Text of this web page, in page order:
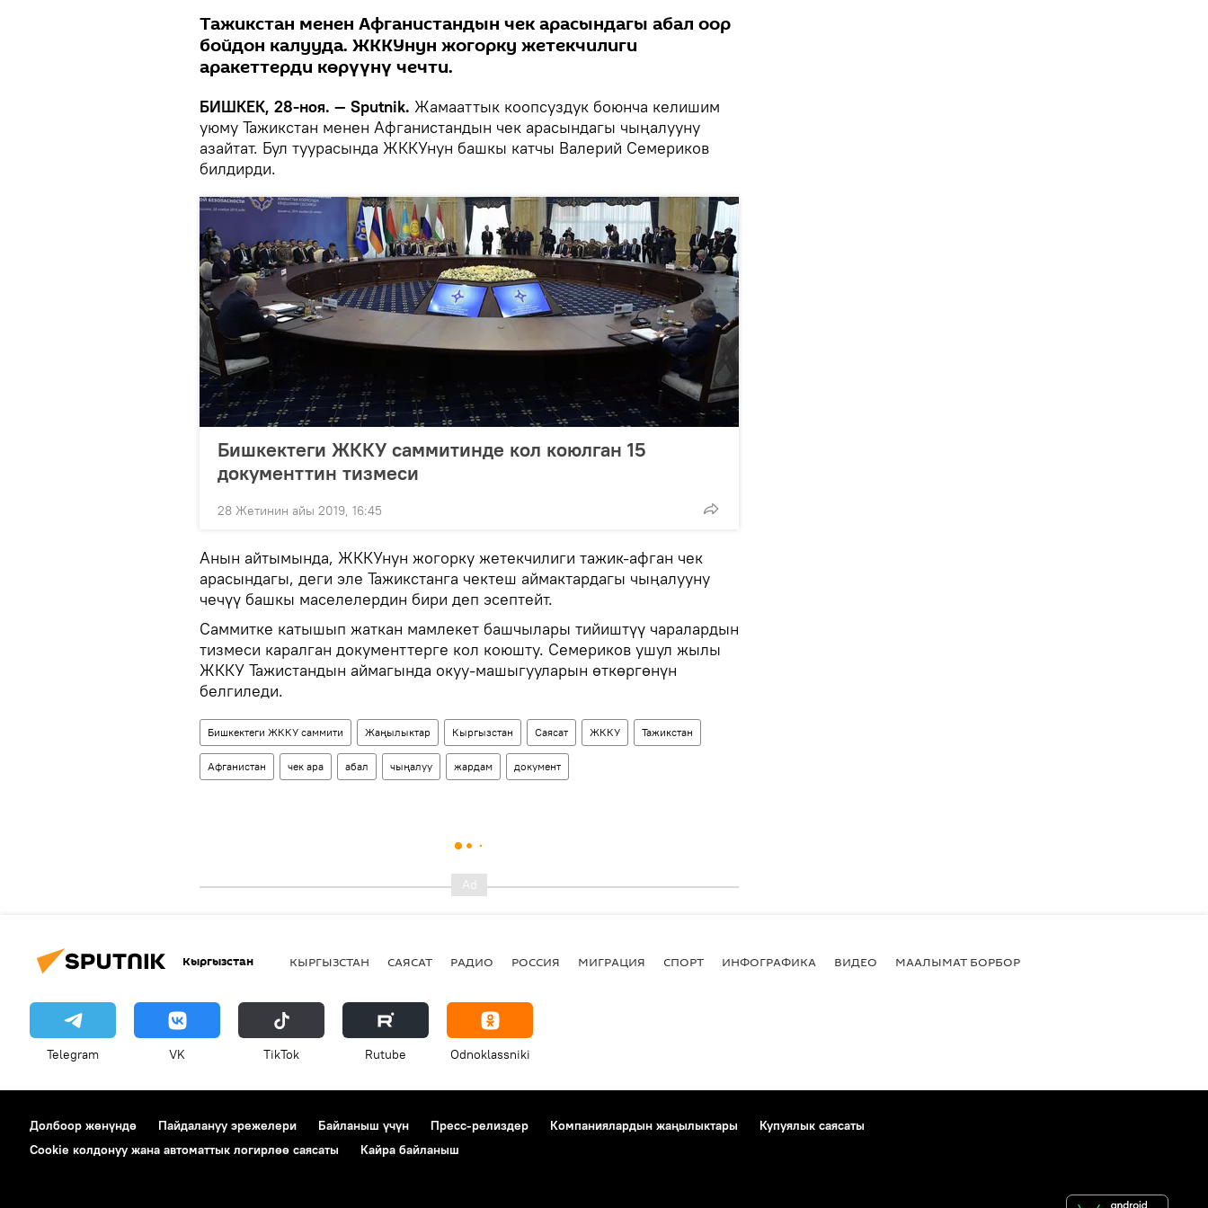
Тажикстан менен Афганистандын чек арасындагы абал оор
бойдон калууда. ЖККУнун жогорку жетекчилиги
аракеттерди көрүүнү чечти.
БИШКЕК, 28-ноя. — Sputnik. Жамааттык коопсуздук боюнча келишим
уюму Тажикстан менен Афганистандын чек арасындагы чыңалууну
азайтат. Бул туурасында ЖККУнун башкы катчы Валерий Семериков
билдирди.
Бишкектеги ЖККУ саммитинде кол коюлган 15
документтин тизмеси
28 Жетинин айы 2019, 16:45
Анын айтымында, ЖККУнун жогорку жетекчилиги тажик-афган чек
арасындагы, деги эле Тажикстанга чектеш аймактардагы чыңалууну
чечүү башкы маселелердин бири деп эсептейт.
Саммитке катышып жаткан мамлекет башчылары тийиштүү чаралардын
тизмеси каралган документтерге кол коюшту. Семериков ушул жылы
ЖККУ Тажистандын аймагында окуу-машыгууларын өткөргөнүн
белгиледи.
Бишкектеги ЖККУ саммити Жаңылыктар Кыргызстан Саясат ЖККУ Тажикстан
Афганистан чек ара абал чыңалуу жардам документ
Кыргызстан КЫРГЫЗСТАН САЯСАТ РАДИО РОССИЯ МИГРАЦИЯ СПОРТ ИНФОГРАФИКА ВИДЕО МААЛЫМАТ БОРБОР
Telegram VK ТikТоk Rutube Odnoklassniki
Долбоор жөнүндө Пайдалануу эрежелери Байланыш үчүн Пресс-релиздер Компаниялардын жаңылыктары
Купуялык саясаты
Cookie колдонуу жана автоматтык логирлөө саясаты
Кайра байланыш